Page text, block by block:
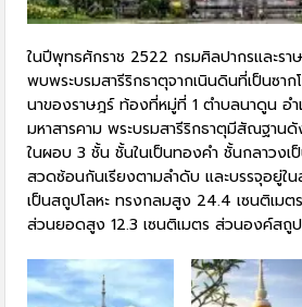
ในปีพุทธศักราช 2522 กรมศิลปากรและรา
พบพระบรมสารีริกธาตุจากเนินดินที่เป็นซา
นาของราษฎร์ ท้องที่หมู่ที่ 1 ตำบลนาดูน อ
มหาสารคาม พระบรมสารีริกธาตุมีสัณฐาน
ในผอบ 3 ชั้น ชั้นในเป็นทองคำ ชั้นกลาวงเ
สวดซ้อนกันเรียงตามลำดับ และบรรจุอยู่ใ
เป็นสถูปโลหะ ทรงกลมสูง 24.4 เซนติเม
ส่วนยอดสูง 12.3 เซนติเมตร ส่วนองค์สถูป